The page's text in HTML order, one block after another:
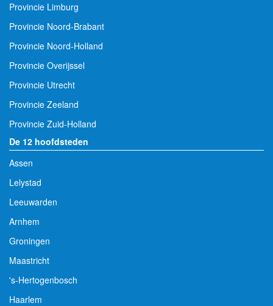
Provincie Limburg
Provincie Noord-Brabant
Provincie Noord-Holland
Provincie Overijssel
Provincie Utrecht
Provincie Zeeland
Provincie Zuid-Holland
De 12 hoofdsteden
Assen
Lelystad
Leeuwarden
Arnhem
Groningen
Maastricht
's-Hertogenbosch
Haarlem